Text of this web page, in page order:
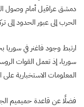
دمشق عراقيل أمام وصول
الحرب إلى عبور الحدود إلى
ارتبط وجود فاغنر في سوريا
سوريا، إذ تعمل القوات
المعلومات الاستخبارية
فضلًا عن قاعدة حميميم